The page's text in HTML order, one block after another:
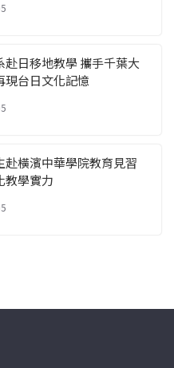
赴日移地教學 攜手千葉大
現台日文化記憶
赴橫濱中華學院教育見習
教學實力